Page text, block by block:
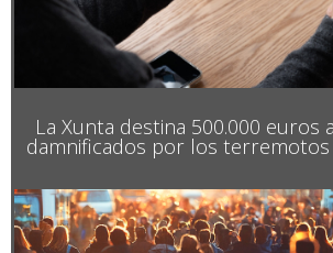
La Xunta destina 500.000 euros
damnificados por los terremotos